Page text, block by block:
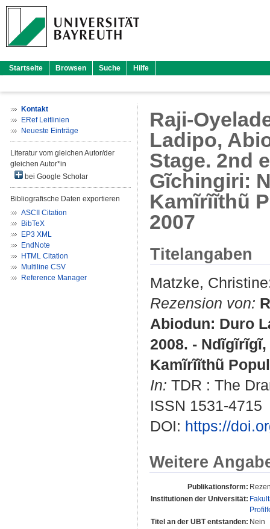
Startseite Browsen Suche Hilfe
Kontakt
ERef Leitlinien
Neueste Einträge
Literatur vom gleichen Autor/der
gleichen Autor*in
bei Google Scholar
Bibliografische Daten exportieren
ASCII Citation
BibTeX
EP3 XML
EndNote
HTML Citation
Multiline CSV
Reference Manager
Raji-
Ladipo,
Stage. 2nd
Gĩchingiri:
Kamĩrĩĩthũ
2007
Titelangaben
Matzke, Christine
Rezension von:
Abiodun: Duro
2008. -
Kamĩrĩĩthũ
In: TDR : The
ISSN 1531-4715
DOI: https://
Weitere
Publikationsform:
Institutionen der Universität:
Titel an der UBT entstanden: Nein